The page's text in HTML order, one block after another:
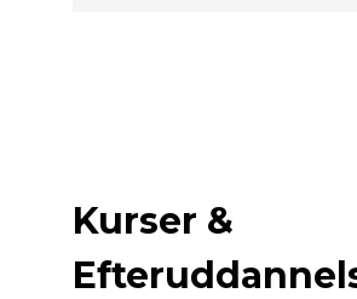
Kurser &